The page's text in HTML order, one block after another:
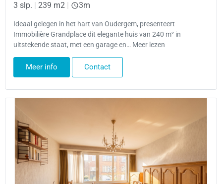
3 slp. 239 m2 3m
Ideaal gelegen in het hart van Oudergem, presenteert
Immobilière Grandplace dit elegante huis van 240 m² in
uitstekende staat, met een garage en… Meer lezen
Meer info Contact